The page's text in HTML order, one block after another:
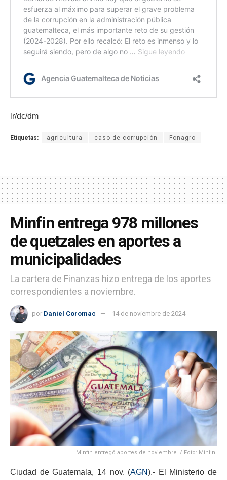
lr/dc/dm
Etiquetas: agricultura caso de corrupción Fonagro
Minfin entrega 978 millones
de quetzales en aportes a
municipalidades
La cartera de Finanzas hizo entrega de los aportes
correspondientes a noviembre.
por Daniel Coromac 14 de noviembre de 2024
Minfin entregó aportes de noviembre. / Foto: Minfin.
Ciudad de Guatemala, 14 nov. (AGN).- El Ministerio de